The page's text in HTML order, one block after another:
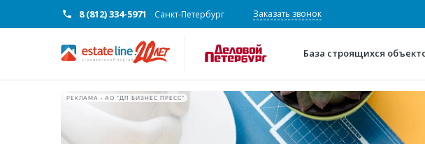
8 (812) 334-5971 Санкт-Петербург Заказать звонок
База строящихся
РЕКЛАМА • АО "ДП БИЗНЕС ПРЕСС"